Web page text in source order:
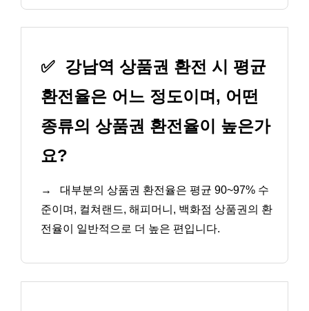
✅ 강남역 상품권 환전 시 평균
환전율은 어느 정도이며, 어떤
종류의 상품권 환전율이 높은가
요?
→
대부분의 상품권 환전율은 평균 90~97% 수
준이며, 컬쳐랜드, 해피머니, 백화점 상품권의 환
전율이 일반적으로 더 높은 편입니다.